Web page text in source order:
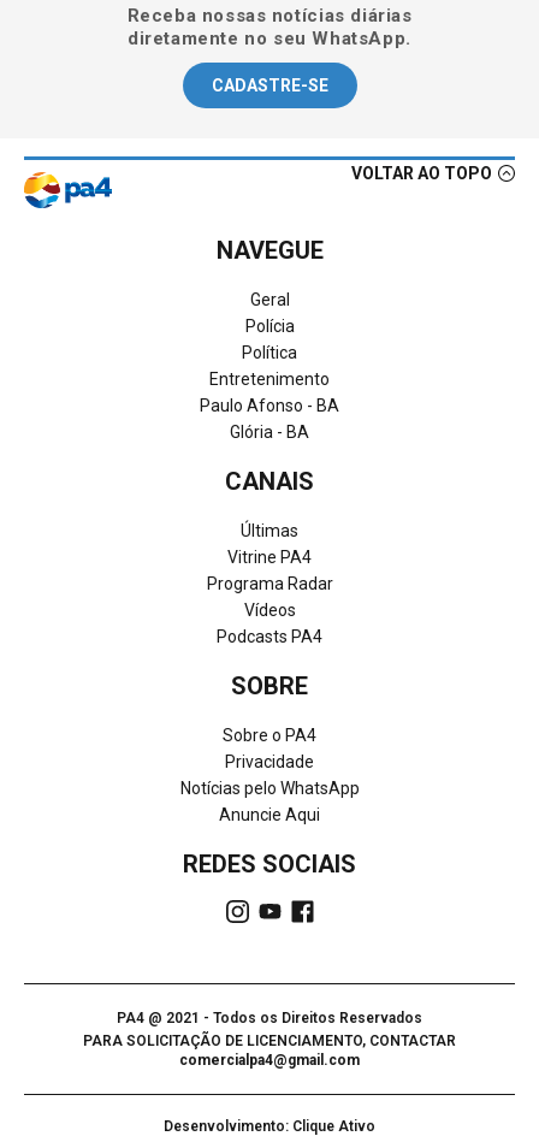
Receba nossas notícias diárias
diretamente no seu WhatsApp.
CADASTRE-SE
VOLTAR AO TOPO
NAVEGUE
Geral
Polícia
Política
Entretenimento
Paulo Afonso - BA
Glória - BA
CANAIS
Últimas
Vitrine PA4
Programa Radar
Vídeos
Podcasts PA4
SOBRE
Sobre o PA4
Privacidade
Notícias pelo WhatsApp
Anuncie Aqui
REDES SOCIAIS
PA4 @ 2021 - Todos os Direitos Reservados
PARA SOLICITAÇÃO DE LICENCIAMENTO, CONTACTAR
comercialpa4@gmail.com
Desenvolvimento: Clique Ativo